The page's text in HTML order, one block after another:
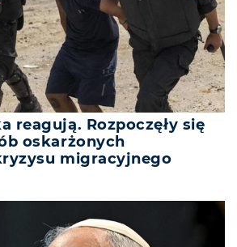
reagują. Rozpoczęły się
oskarżonych
migracyjnego